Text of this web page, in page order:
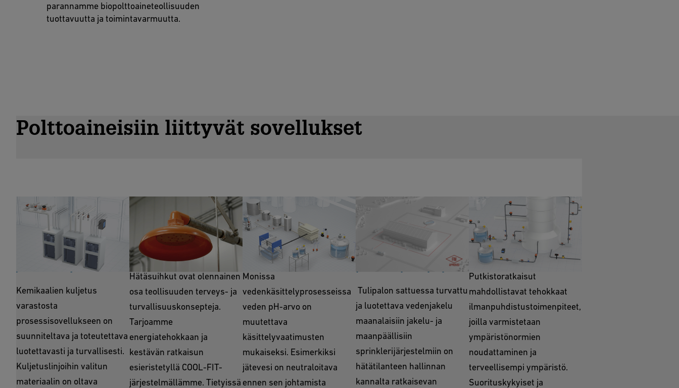
parannamme biopolttoaineteollisuuden
tuottavuutta ja toimintavarmuutta.
Polttoaineisiin liittyvät sovellukset
Kemikaalien
jakelu/kuljetus
Kemikaalien kuljetus
varastosta
prosessisovellukseen on
suunniteltava ja toteutettava
luotettavasti ja turvallisesti.
Kuljetuslinjoihin valitun
materiaalin on oltava
Hätäsuihkut
Hätäsuihkut ovat olennainen
osa teollisuuden terveys- ja
turvallisuuskonsepteja.
Tarjoamme
energiatehokkaan ja
kestävän ratkaisun
esieristetyllä COOL-FIT-
järjestelmällämme. Tietyissä
Erityisjäte
Monissa
vedenkäsittelyprosesseissa
veden pH-arvo on
muutettava
käsittelyvaatimusten
mukaiseksi. Esimerkiksi
jätevesi on neutraloitava
ennen sen johtamista
Maanalainen
palontorjuntajärjestelmä
Tulipalon sattuessa turvattu
ja luotettava vedenjakelu
maanalaisiin jakelu- ja
maanpäällisiin
sprinklerijärjestelmiin on
hätätilanteen hallinnan
kannalta ratkaisevan
Ilman puhdistus
Putkistoratkaisut
mahdollistavat tehokkaat
ilmanpuhdistustoimenpiteet,
joilla varmistetaan
ympäristönormien
noudattaminen ja
terveellisempi ympäristö.
Suorituskykyiset ja